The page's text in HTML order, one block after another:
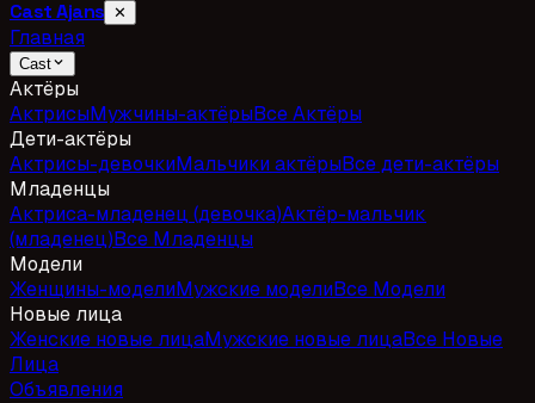
Cast Ajans ✕
Главная
Cast
Актёры
АктрисыМужчины-актёрыВсе Актёры
Дети-актёры
Актрисы-девочкиМальчики актёрыВсе дети-актёры
Младенцы
Актриса-младенец (девочка)Актёр-мальчик
(младенец)Все Младенцы
Модели
Женщины-моделиМужские моделиВсе Модели
Новые лица
Женские новые лицаМужские новые лицаВсе Новые
Лица
Объявления